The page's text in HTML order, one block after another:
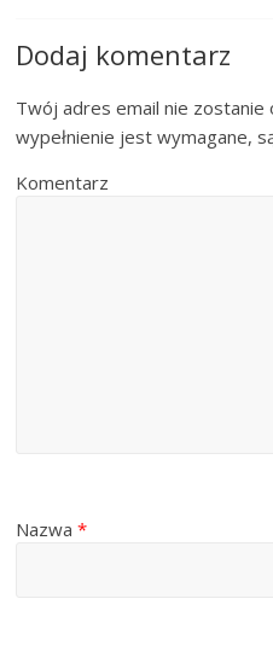
Dodaj komentarz
Twój adres email nie zostanie
wypełnienie jest wymagane,
Komentarz
Nazwa*